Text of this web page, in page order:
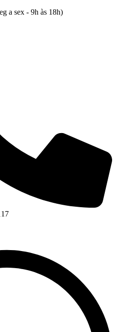
a sex - 9h às 18h)